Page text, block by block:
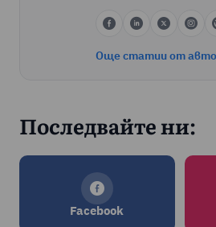
Още статии от
Последвайте ни:
Facebook